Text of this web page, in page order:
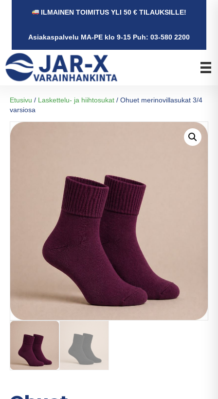
ILMAINEN TOIMITUS YLI 50 € TILAUKSILLE!
Asiakaspalvelu MA-PE klo 9-15 Puh: 03-580 2200
Etusivu / Laskettelu- ja hiihtosukat / Ohuet merinovillasukat 3/4
varsiosa